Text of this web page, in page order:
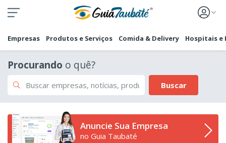
Empresas Produtos e Serviços Comida & Delivery Hospitais e
Procurando o quê?
Buscar
Anuncie Sua Empresa
no Guia Taubaté